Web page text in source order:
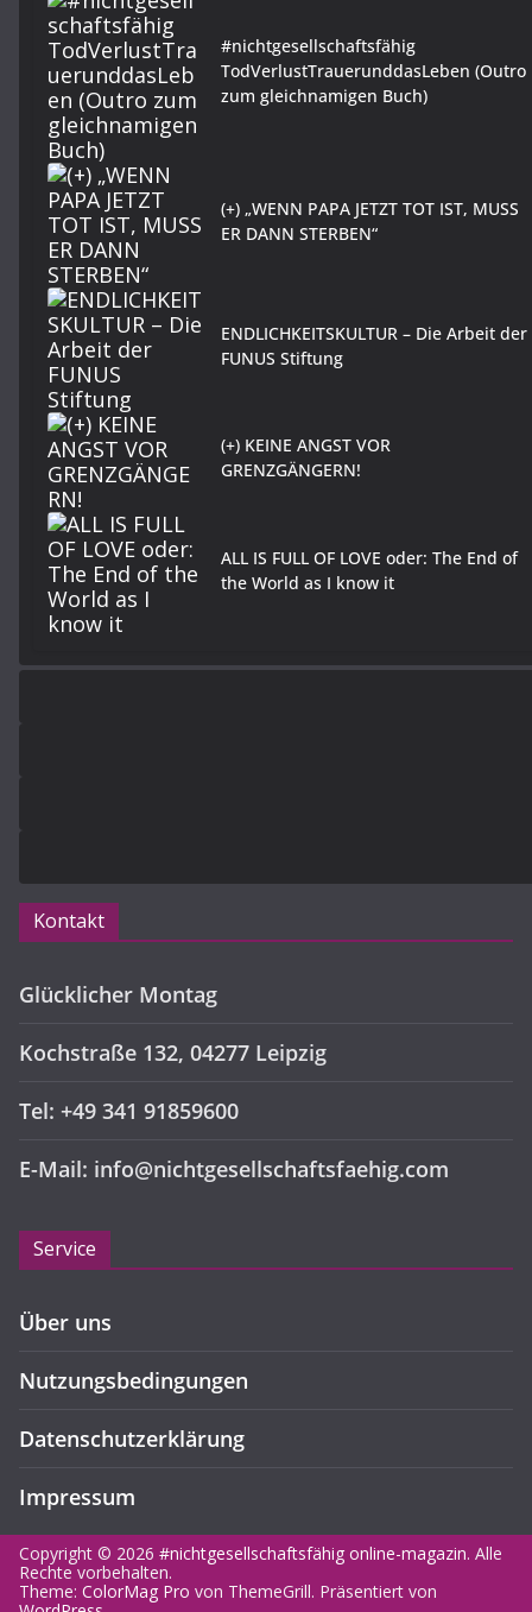
#nichtgesellschaftsfähig
TodVerlustTrauerunddasLeben (Outro
zum gleichnamigen Buch)
(+) „WENN PAPA JETZT TOT IST, MUSS
ER DANN STERBEN“
ENDLICHKEITSKULTUR – Die Arbeit der
FUNUS Stiftung
(+) KEINE ANGST VOR
GRENZGÄNGERN!
ALL IS FULL OF LOVE oder: The End of
the World as I know it
Kontakt
Glücklicher Montag
Kochstraße 132, 04277 Leipzig
Tel: +49 341 91859600
E-Mail: info@nichtgesellschaftsfaehig.com
Service
Über uns
Nutzungsbedingungen
Datenschutzerklärung
Impressum
Copyright © 2026 #nichtgesellschaftsfähig online-magazin. Alle
Rechte vorbehalten.
Theme: ColorMag Pro von ThemeGrill. Präsentiert von